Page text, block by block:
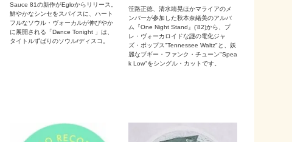
Sauce 81の新作がEgloからリリース。
鮮やかなシンセをスパイスに、ハート
フルなソウル・ヴォーカルが伸びやか
に展開される「Dance Tonight 」は、
タイトルずばりのソウル/ディスコ。
笹路正徳、清水靖晃ほかマライアのメ
ンバーが参加した秋本奈緒美のアルバ
ム『One Night Stand』('82)から、プ
レ・ヴォーカロイドな謎の電化ジャ
ズ・ポップス"Tennessee Waltz"と、妖
麗なブギー・ファンク・チューン"Spea
k Low"をシングル・カットです。